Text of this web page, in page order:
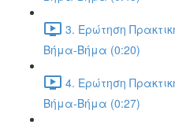
3. Ερώτηση
Βήμα-Βήμα (0:20)
4. Ερώτηση
Βήμα-Βήμα (0:27)